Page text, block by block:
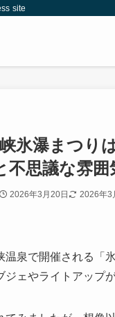
site
氷瀑まつり
不思議な雰囲
2026年3月20日 2026年3
温泉で開催される「
ジェやライトアップ